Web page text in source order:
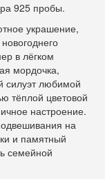
925 пробы.
украшение,
в лёгком
мордочка,
силуэт любимой
тёплой цветовой
настроение.
на
и памятный
семейной